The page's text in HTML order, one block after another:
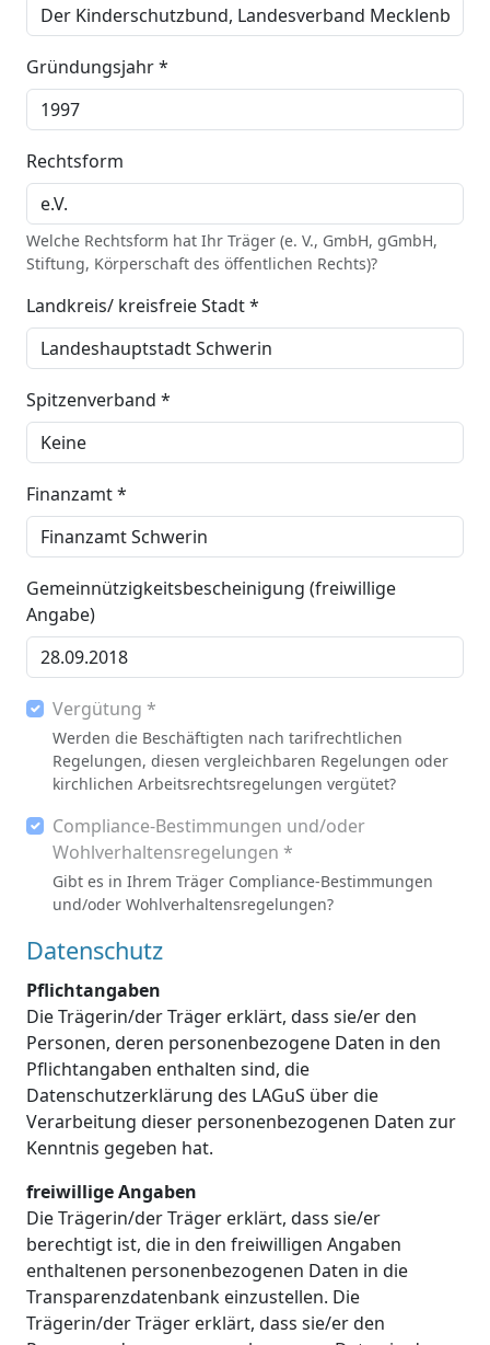
Gründungsjahr *
Rechtsform
Welche Rechtsform hat Ihr Träger (e. V., GmbH, gGmbH,
Stiftung, Körperschaft des öffentlichen Rechts)?
Landkreis/ kreisfreie Stadt *
Spitzenverband *
Finanzamt *
Gemeinnützigkeitsbescheinigung (freiwillige
Angabe)
Vergütung *
Werden die Beschäftigten nach tarifrechtlichen
Regelungen, diesen vergleichbaren Regelungen oder
kirchlichen Arbeitsrechtsregelungen vergütet?
Compliance-Bestimmungen und/oder
Wohlverhaltensregelungen *
Gibt es in Ihrem Träger Compliance-Bestimmungen
und/oder Wohlverhaltensregelungen?
Datenschutz
Pflichtangaben
Die Trägerin/der Träger erklärt, dass sie/er den
Personen, deren personenbezogene Daten in den
Pflichtangaben enthalten sind, die
Datenschutzerklärung des LAGuS über die
Verarbeitung dieser personenbezogenen Daten zur
Kenntnis gegeben hat.
freiwillige Angaben
Die Trägerin/der Träger erklärt, dass sie/er
berechtigt ist, die in den freiwilligen Angaben
enthaltenen personenbezogenen Daten in die
Transparenzdatenbank einzustellen. Die
Trägerin/der Träger erklärt, dass sie/er den